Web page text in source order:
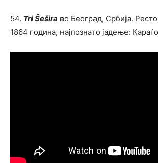
54. Tri Šešira во Београд, Србија.
1864 година, најпознато јадење: